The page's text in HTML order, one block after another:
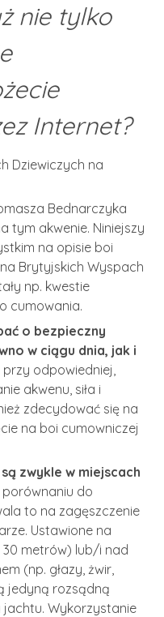
nie tylko
Internet?
Dziewiczych na
Bednarczyka
tym akwenie. Niniejszy
na opisie boi
Brytyjskich Wyspach
np. kwestie
cumowania.
o bezpieczny
w ciągu dnia, jak i
odpowiedniej,
akwenu, siła i
zdecydować się na
na boi cumowniczej
zwykle w miejscach
porównaniu do
to na zagęszczenie
Ustawione na
30 metrów) lub/i nad
(np. głazy, żwir,
jedyną rozsądną
Wykorzystanie